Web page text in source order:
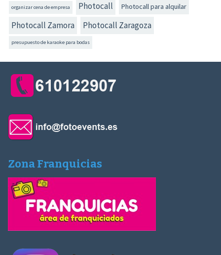
organizar cena de empresa Photocall Photocall para alquilar
Photocall Zamora Photocall Zaragoza
presupuesto de karaoke para bodas
Zona Franquicias